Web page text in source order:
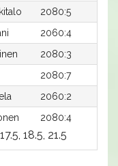
2080:5
2060:4
2080:3
2080:7
2060:2
2080:4
18.5, 21.5